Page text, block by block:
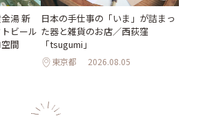
湯 新
ビール
間
日本の手仕事の「いま」が詰まっ
た器と雑貨のお店／西荻窪
「tsugumi」
東京都 2026.08.05